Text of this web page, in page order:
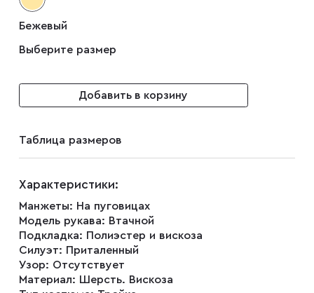
Платки-паше
Ремни
Галстуки
Бабочки
Подтяжки
Бежевый
Выберите размер
Добавить в корзину
Таблица размеров
Характеристики:
Манжеты: На пуговицах
Модель рукава: Втачной
Подкладка: Полиэстер и вискоза
Силуэт: Приталенный
Узор: Отсутствует
Материал: Шерсть. Вискоза